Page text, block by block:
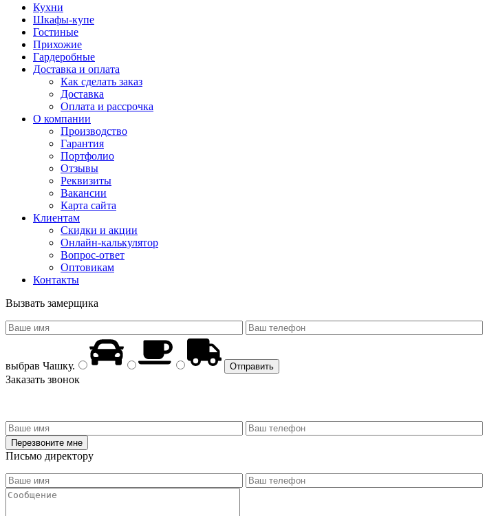
Кухни
Шкафы-купе
Гостиные
Прихожие
Гардеробные
Доставка и оплата
Как сделать заказ
Доставка
Оплата и рассрочка
О компании
Производство
Гарантия
Портфолио
Отзывы
Реквизиты
Вакансии
Карта сайта
Клиентам
Скидки и акции
Онлайн-калькулятор
Вопрос-ответ
Оптовикам
Контакты
Вызвать замерщика
выбрав Чашку.
Заказать звонок
Письмо директору